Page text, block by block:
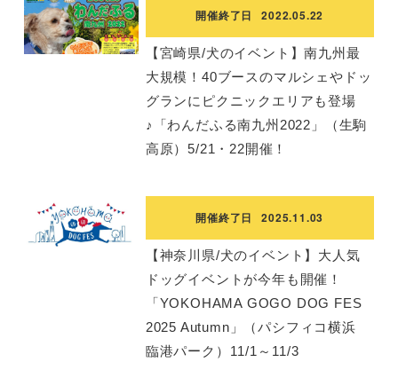
開催終了日 2022.05.22
【宮崎県/犬のイベント】南九州最
大規模！40ブースのマルシェやドッ
グランにピクニックエリアも登場
♪「わんだふる南九州2022」（生駒
高原）5/21・22開催！
開催終了日 2025.11.03
【神奈川県/犬のイベント】大人気
ドッグイベントが今年も開催！
「YOKOHAMA GOGO DOG FES
2025 Autumn」（パシフィコ横浜
臨港パーク）11/1～11/3